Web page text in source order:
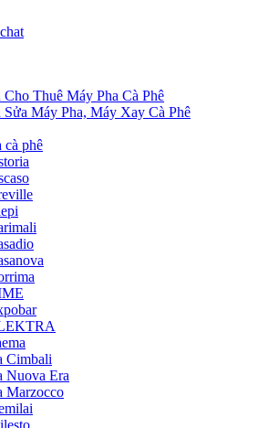
Thuê Máy Pha Cà Phê
Máy Pha, Máy Xay Cà Phê
cà phê
Cimbali
Nuova Era
Marzocco